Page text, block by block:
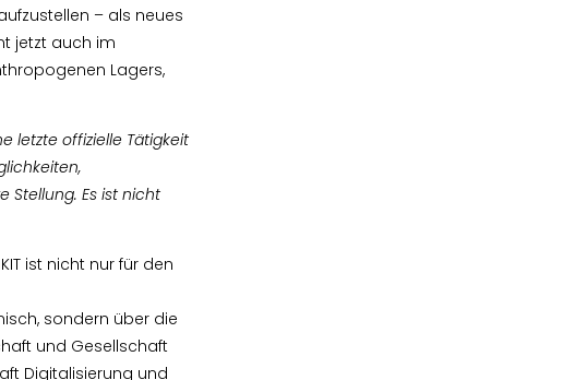
– als neues
jetzt auch im
Lagers,
letzte offizielle Tätigkeit
Stellung. Es ist nicht
ist nicht nur für den
sondern über die
und Gesellschaft
Digitalisierung und